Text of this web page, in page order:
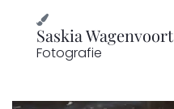
Saskia Wagenvoort
Fotografie